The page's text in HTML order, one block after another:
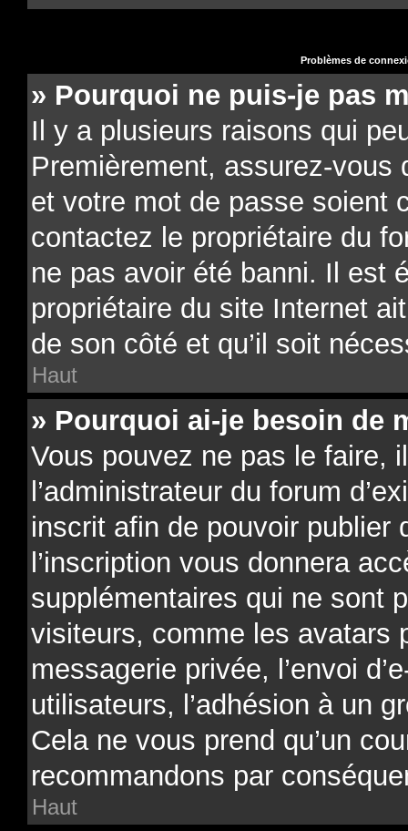
Problèmes de
» Pourquoi ne puis-je pas
Il y a plusieurs raisons qui
Premièrement, assurez-vous
et votre mot de passe soient
contactez le propriétaire du
ne pas avoir été banni. Il est
propriétaire du site Internet
de son côté et qu’il soit
Haut
» Pourquoi ai-je besoin de
Vous pouvez ne pas le faire,
l’administrateur du forum
inscrit afin de pouvoir publier
l’inscription vous donnera
supplémentaires qui ne sont
visiteurs, comme les avatars
messagerie privée, l’envoi
utilisateurs, l’adhésion à un
Cela ne vous prend qu’un
recommandons par
Haut